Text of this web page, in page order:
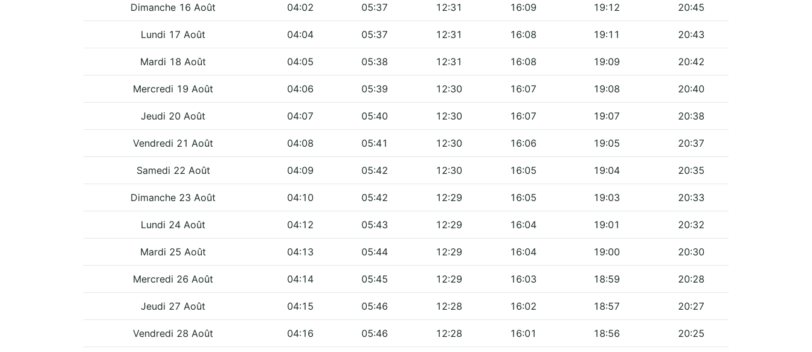
Dimanche 16 Août 04:02 05:37 12:31 16:09 19:12 20:45
Lundi 17 Août 04:04 05:37 12:31 16:08 19:11 20:43
Mardi 18 Août 04:05 05:38 12:31 16:08 19:09 20:42
Mercredi 19 Août 04:06 05:39 12:30 16:07 19:08 20:40
Jeudi 20 Août 04:07 05:40 12:30 16:07 19:07 20:38
Vendredi 21 Août 04:08 05:41 12:30 16:06 19:05 20:37
Samedi 22 Août 04:09 05:42 12:30 16:05 19:04 20:35
Dimanche 23 Août 04:10 05:42 12:29 16:05 19:03 20:33
Lundi 24 Août 04:12 05:43 12:29 16:04 19:01 20:32
Mardi 25 Août 04:13 05:44 12:29 16:04 19:00 20:30
Mercredi 26 Août 04:14 05:45 12:29 16:03 18:59 20:28
Jeudi 27 Août 04:15 05:46 12:28 16:02 18:57 20:27
Vendredi 28 Août 04:16 05:46 12:28 16:01 18:56 20:25